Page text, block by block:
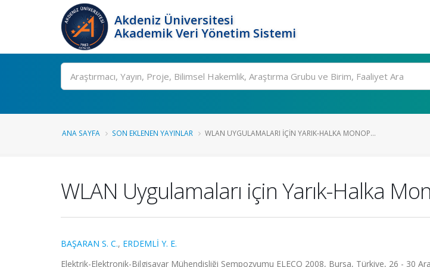
Akdeniz Üniversitesi
Akademik Veri Yönetim Sistemi
Ara
ANA SAYFA SON EKLENEN YAYINLAR WLAN UYGULAMALARI IÇIN YARIK-HALKA MONOP...
WLAN Uygulamaları için Yarık-Halka
BAŞARAN S. C., ERDEMLİ Y. E.
Elektrik-Elektronik-Bilgisayar Mühendisliği Sempozyumu ELECO 2008, Bursa, Türkiye, 26 - 30